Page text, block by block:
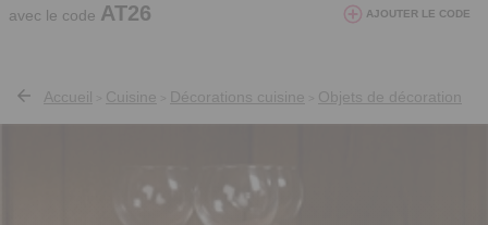
avec le code AT26 AJOUTER LE CODE
Accueil Cuisine Décorations cuisine Objets de décoration